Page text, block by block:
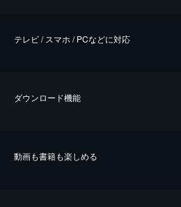
テレビ / スマホ / PCなどに対応
ダウンロード機能
動画も書籍も楽しめる